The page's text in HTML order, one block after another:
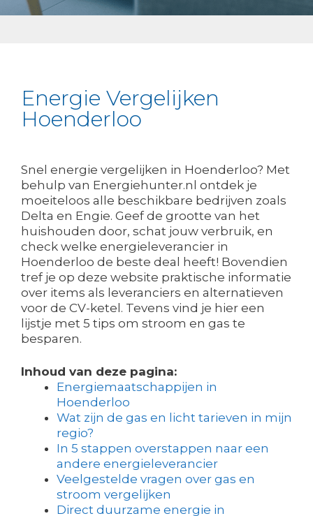
Energie Vergelijken
Hoenderloo
Snel energie vergelijken in Hoenderloo? Met
behulp van Energiehunter.nl ontdek je
moeiteloos alle beschikbare bedrijven zoals
Delta en Engie. Geef de grootte van het
huishouden door, schat jouw verbruik, en
check welke energieleverancier in
Hoenderloo de beste deal heeft! Bovendien
tref je op deze website praktische informatie
over items als leveranciers en alternatieven
voor de CV-ketel. Tevens vind je hier een
lijstje met 5 tips om stroom en gas te
besparen.
Inhoud van deze pagina:
Energiemaatschappijen in
Hoenderloo
Wat zijn de gas en licht tarieven in mijn
regio?
In 5 stappen overstappen naar een
andere energieleverancier
Veelgestelde vragen over gas en
stroom vergelijken
Direct duurzame energie in